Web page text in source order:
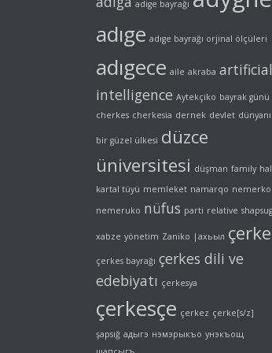
adige bayrağı
adıge adıge bayrağı orjinal ölçüleri
adıgece aile akraba artificial
intelligence Aytekçiko bayrak günü
cherkes cherkesia dernek devlet
bir güzel ülkesi düzce
üniversitesi düşman family
kartal tüyü memleket namarqo nemerko
nemeruko nüfus parti relative
xabze yönetim Zaniko |ахьыл
çerkes bayrağı çerkes dili ve
edebiyatı çerkesya
çerkesçe çerkez çerke[s/z]
şapsığ адыгэ нэмэрыкъо унэкъощ